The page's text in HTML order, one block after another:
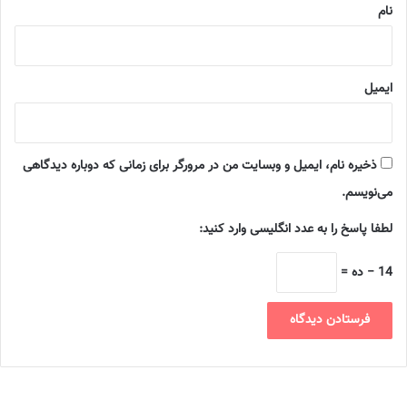
نام
ایمیل
ذخیره نام، ایمیل و وبسایت من در مرورگر برای زمانی که دوباره دیدگاهی
می‌نویسم.
لطفا پاسخ را به عدد انگلیسی وارد کنید:
14 − ده =